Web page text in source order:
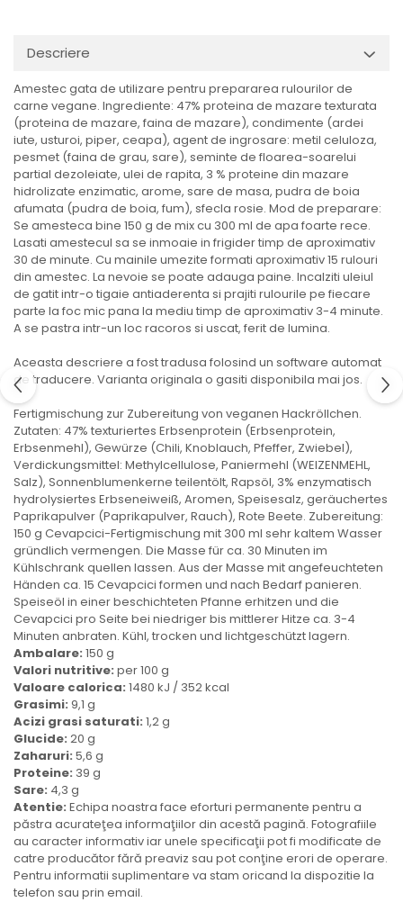
Uleiuri aromatizate
Ulei Wiberg Gastro
Descriere
Amestec gata de utilizare pentru prepararea rulourilor de
carne vegane. Ingrediente: 47% proteina de mazare texturata
(proteina de mazare, faina de mazare), condimente (ardei
iute, usturoi, piper, ceapa), agent de ingrosare: metil celuloza,
pesmet (faina de grau, sare), seminte de floarea-soarelui
partial dezoleiate, ulei de rapita, 3 % proteine din mazare
hidrolizate enzimatic, arome, sare de masa, pudra de boia
afumata (pudra de boia, fum), sfecla rosie. Mod de preparare:
Se amesteca bine 150 g de mix cu 300 ml de apa foarte rece.
Lasati amestecul sa se inmoaie in frigider timp de aproximativ
30 de minute. Cu mainile umezite formati aproximativ 15 rulouri
din amestec. La nevoie se poate adauga paine. Incalziti uleiul
de gatit intr-o tigaie antiaderenta si prajiti rulourile pe fiecare
parte la foc mic pana la mediu timp de aproximativ 3-4 minute.
A se pastra intr-un loc racoros si uscat, ferit de lumina.
Aceasta descriere a fost tradusa folosind un software automat
de traducere. Varianta originala o gasiti disponibila mai jos.
Fertigmischung zur Zubereitung von veganen Hackröllchen.
Zutaten: 47% texturiertes Erbsenprotein (Erbsenprotein,
Erbsenmehl), Gewürze (Chili, Knoblauch, Pfeffer, Zwiebel),
Verdickungsmittel: Methylcellulose, Paniermehl (WEIZENMEHL,
Salz), Sonnenblumenkerne teilentölt, Rapsöl, 3% enzymatisch
hydrolysiertes Erbseneiweiß, Aromen, Speisesalz, geräuchertes
Paprikapulver (Paprikapulver, Rauch), Rote Beete. Zubereitung:
150 g Cevapcici-Fertigmischung mit 300 ml sehr kaltem Wasser
gründlich vermengen. Die Masse für ca. 30 Minuten im
Kühlschrank quellen lassen. Aus der Masse mit angefeuchteten
Händen ca. 15 Cevapcici formen und nach Bedarf panieren.
Speiseöl in einer beschichteten Pfanne erhitzen und die
Cevapcici pro Seite bei niedriger bis mittlerer Hitze ca. 3-4
Minuten anbraten. Kühl, trocken und lichtgeschützt lagern.
Ambalare: 150 g
Valori nutritive: per 100 g
Valoare calorica: 1480 kJ / 352 kcal
Grasimi: 9,1 g
Acizi grasi saturati: 1,2 g
Glucide: 20 g
Zaharuri: 5,6 g
Proteine: 39 g
Sare: 4,3 g
Atentie: Echipa noastra face eforturi permanente pentru a
păstra acurateţea informaţiilor din acestă pagină. Fotografiile
au caracter informativ iar unele specificaţii pot fi modificate de
catre producător fără preaviz sau pot conţine erori de operare.
Pentru informatii suplimentare va stam oricand la dispozitie la
telefon sau prin email.